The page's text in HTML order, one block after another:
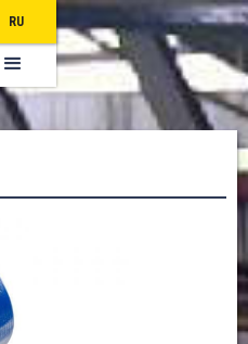
RU